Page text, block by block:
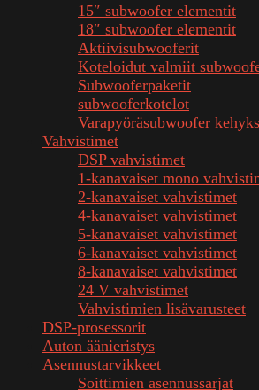
15″ subwoofer elementit
18″ subwoofer elementit
Aktiivisubwooferit
Koteloidut valmiit
Subwooferpaketit
subwooferkotelot
Varapyöräsubwoofer
Vahvistimet
DSP vahvistimet
1-kanavaiset mono
2-kanavaiset vahvistimet
4-kanavaiset vahvistimet
5-kanavaiset vahvistimet
6-kanavaiset vahvistimet
8-kanavaiset vahvistimet
24 V vahvistimet
Vahvistimien lisävarusteet
DSP-prosessorit
Auton äänieristys
Asennustarvikkeet
Soittimien asennussarjat